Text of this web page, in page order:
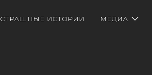
СТРАШНЫЕ ИСТОРИИ МЕДИА